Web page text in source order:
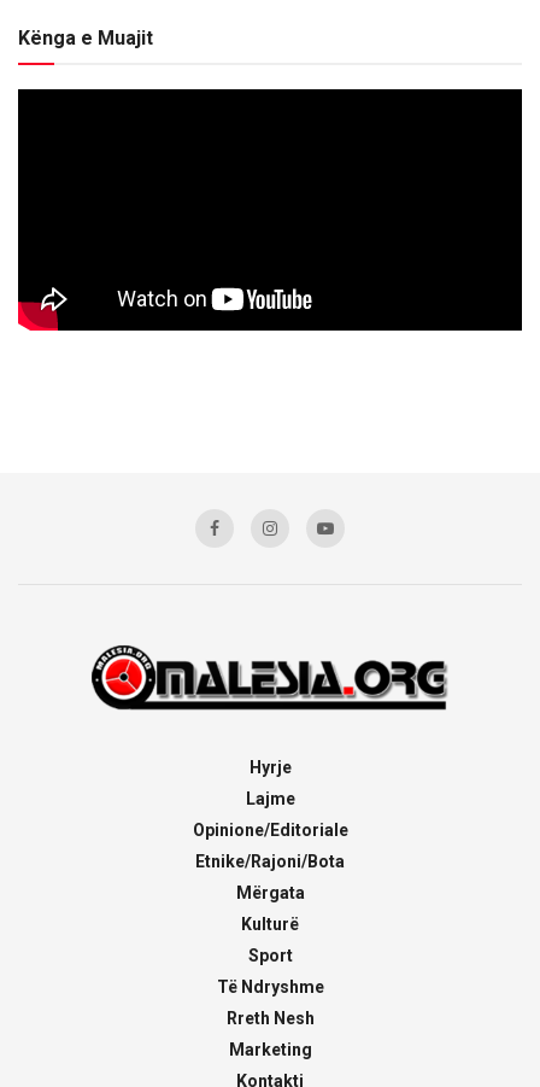
Kënga e Muajit
Hyrje
Lajme
Opinione/Editoriale
Etnike/Rajoni/Bota
Mërgata
Kulturë
Sport
Të Ndryshme
Rreth Nesh
Marketing
Kontakti